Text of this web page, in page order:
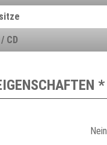
CD
*
Nein